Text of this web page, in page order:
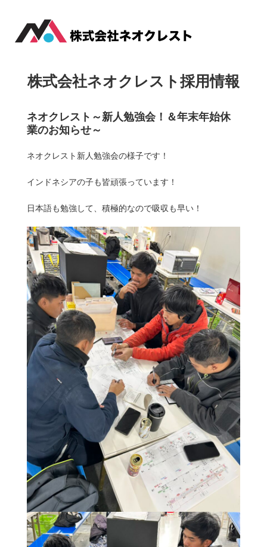
株式会社ネオクレスト採用情報
ネオクレスト～新人勉強会！＆年末年始休
業のお知らせ～
ネオクレスト新人勉強会の様子です！
インドネシアの子も皆頑張っています！
日本語も勉強して、積極的なので吸収も早い！